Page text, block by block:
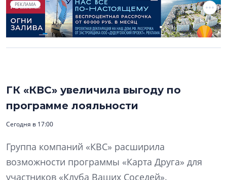
РЕКЛАМА
ГК «КВС» увеличила выгоду по
программе лояльности
Сегодня в 17:00
Группа компаний «КВС» расширила
возможности программы «Карта Друга» для
участников «Клуба Ваших Соседей».